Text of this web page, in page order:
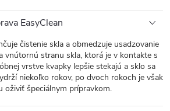
EasyClean
čistenie skla a obmedzuje usadzovanie
vnútornú stranu skla, ktorá je v kontakte s
vrstve kvapky lepšie stekajú a sklo sa
niekoľko rokov, po dvoch rokoch je však
oživiť špeciálnym prípravkom.